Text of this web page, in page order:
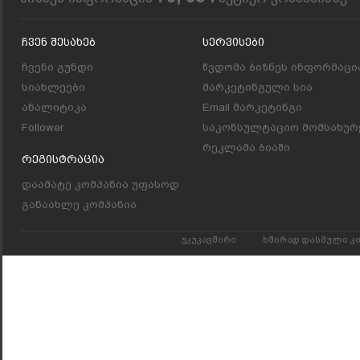
Ჩვენ Შესახებ
ჩვენი გუნდი
სიახლეები
ანალიტიკა
Follower
Რეგისტრაცია
დაამატე კომპანია უფასოდ
განაახლე კომპანია
Სერვისები
წვდომა ბიზნეს
მარკეტინგული სია
Email მარკეტინგი
საკონსულტაციო
რეკლამა ბიაში
უკუკავშირი ხშირად დასმული